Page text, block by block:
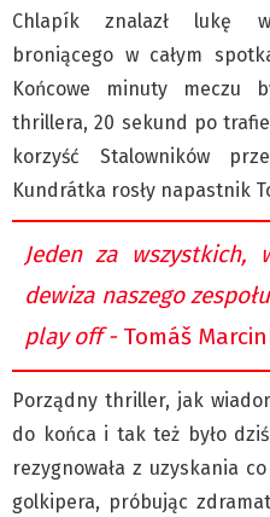
YouTube glos.live
Głos News
Mrózek i Maćkowiak
PODCAST "GŁOS
STREFA PREMIUM
Chlapík znalazł lukę
broniącego w całym
Końcowe minuty meczu
thrillera, 20 sekund po
korzyść Stalowników
Kundrátka rosły napastnik
Jeden za wszystkich,
dewiza naszego
play off - Tomáš
Porządny thriller, jak
do końca i tak też było
rezygnowała z uzyskania
golkipera, próbując